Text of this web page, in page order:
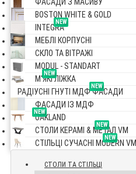
BOSTON WHITE & GOLD
NEW
INTEGRA
МЕБЛІ КОРПУСНІ
СКЛО ТА ВІТРАЖІ
MODUL - STANDART
NEW
М'ЯКІ ЛІЖКА
NEW
РАДІУСНІ ГНУТІ МДФ ФАСАДИ
ФАСАДИ ІЗ МДФ
NEW
OAKLAND
NEW
СТОЛИ КЕРАМІ & МЕТАЛ VM
NEW
СТІЛЬЦІ СУЧАСНІ MODERN VM
СТОЛИ ТА СТІЛЬЦІ